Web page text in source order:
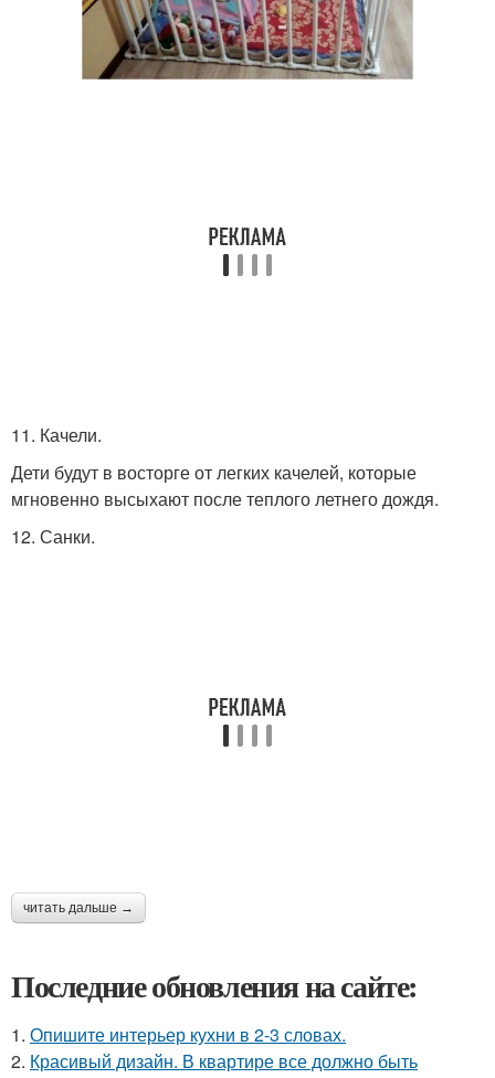
11. Качели.
Дети будут в восторге от легких качелей, которые
мгновенно высыхают после теплого летнего дождя.
12. Санки.
читать дальше →
Последние обновления на сайте:
1. Опишите интерьер кухни в 2-3 словах.
2. Красивый дизайн. В квартире все должно быть